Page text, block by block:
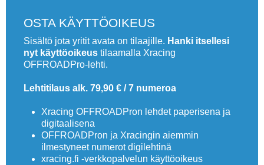
OSTA KÄYTTÖOIKEUS
Sisältö jota yritit avata on tilaajille. Hanki itsellesi
nyt käyttöoikeus tilaamalla Xracing
OFFROADPro-lehti.
Lehtitilaus alk. 79,90 € / 7 numeroa
Xracing OFFROADPron lehdet paperisena ja
digitaalisena
OFFROADPron ja Xracingin aiemmin
ilmestyneet numerot digilehtinä
xracing.fi -verkkopalvelun käyttöoikeus